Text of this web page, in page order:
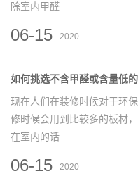
除室内甲醛
06-15 2020
如何挑选不含甲醛或含量低
现在人们在装修时候对于环
修时候会用到比较多的板材
在室内的话
06-15 2020